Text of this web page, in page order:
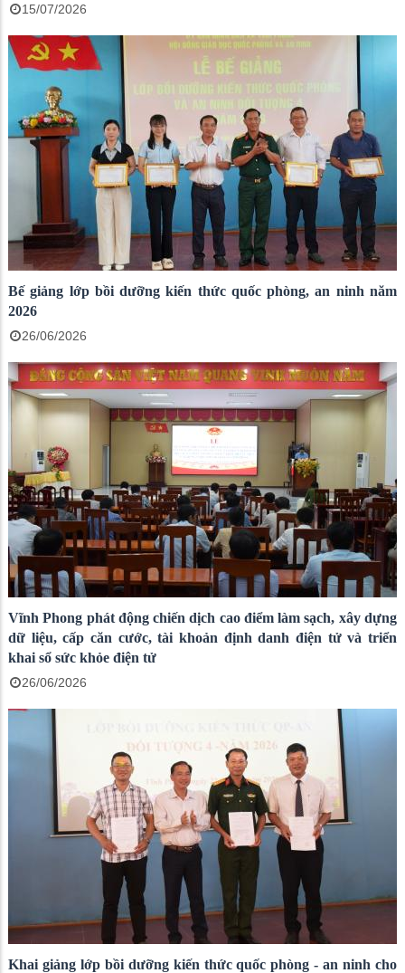
15/07/2026
Bế giảng lớp bồi dưỡng kiến thức quốc phòng, an ninh năm
2026
26/06/2026
Vĩnh Phong phát động chiến dịch cao điểm làm sạch, xây dựng
dữ liệu, cấp căn cước, tài khoản định danh điện tử và triển
khai sổ sức khỏe điện tử
26/06/2026
Khai giảng lớp bồi dưỡng kiến thức quốc phòng - an ninh cho